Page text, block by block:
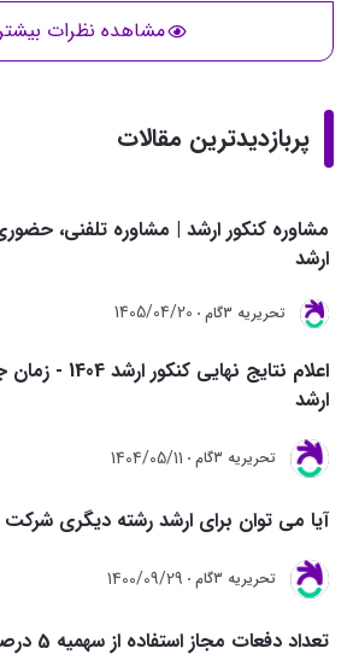
مشاهده نظرات
پربازدیدترین مقالات
مشاوره کنکور ارشد | مشاوره تلفنی،
ارشد
تحريريه 3گام 1405/04/20
اعلام نتایج
ارشد
تحريريه 3گام 1404/05/11
آیا می توان برای ارشد رشته دیگری شرکت
تحريريه 3گام 1400/09/29
تعداد دفعات مجاز استفاده از سهمیه 5 درصد ایثارگران